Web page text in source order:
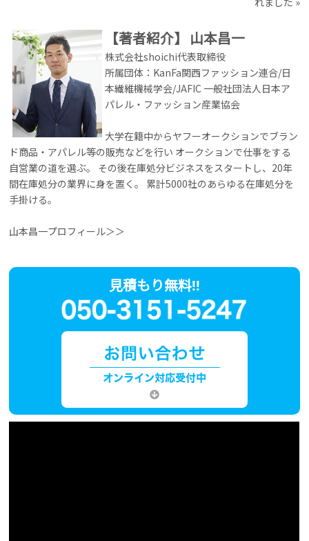
【著者紹介】 山本昌一
株式会社shoichi代表取締役
所属団体：KanFa関西ファッション連合/日
本繊維機械学会/JAFIC 一般社団法人日本ア
パレル・ファッション産業協会
大学在籍中からヤフーオークションでブラン
ド商品・アパレル等の販売などを行い オークションで仕事をする
自営業の道を選ぶ。 その後在庫処分ビジネスをスタートし、20年
間在庫処分の業界に身を置く。 累計5000社のあらゆる在庫処分を
手掛ける。
山本昌一プロフィール＞＞
見積もり無料!!